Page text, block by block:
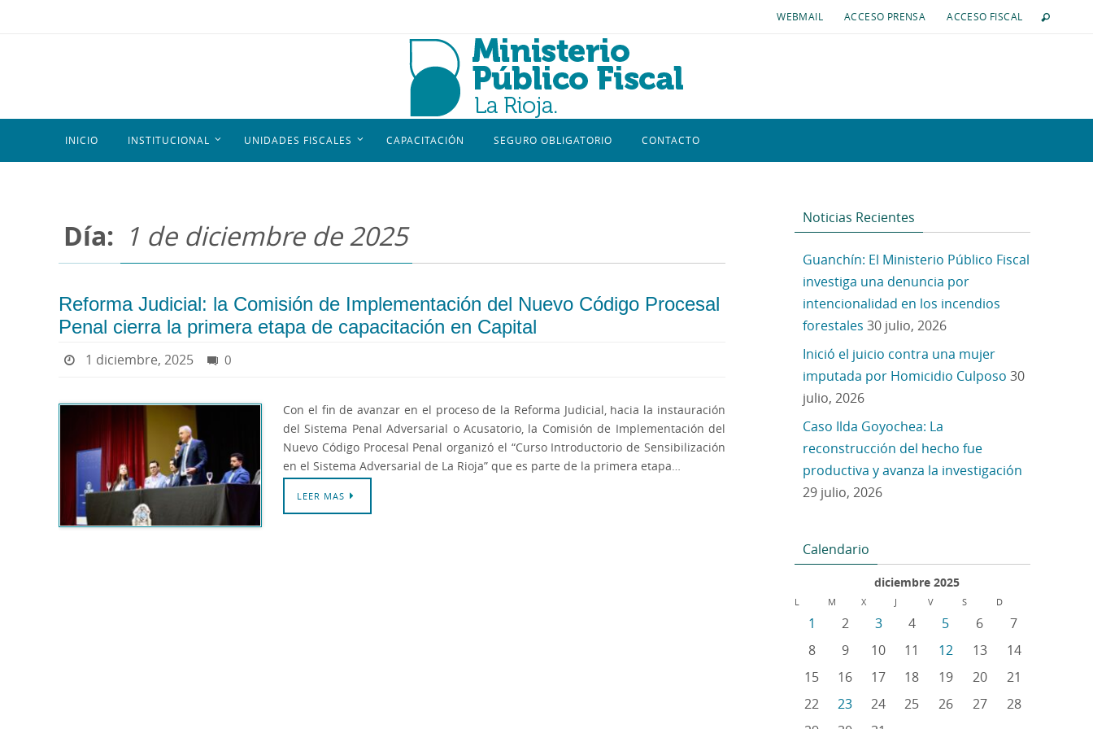
WEBMAIL ACCESO PRENSA ACCESO FISCAL
INICIO INSTITUCIONAL UNIDADES FISCALES CAPACITACIÓN SEGURO OBLIGATORIO CONTACTO
Día: 1 de diciembre de 2025
Reforma Judicial: la Comisión de Implementación del Nuevo Código Procesal
Penal cierra la primera etapa de capacitación en Capital
1 diciembre, 2025 0
Con el fin de avanzar en el proceso de la Reforma Judicial, hacia la instauración
del Sistema Penal Adversarial o Acusatorio, la Comisión de Implementación del
Nuevo Código Procesal Penal organizó el “Curso Introductorio de Sensibilización
en el Sistema Adversarial de La Rioja” que es parte de la primera etapa…
LEER MAS
Noticias Recientes
Guanchín: El Ministerio Público Fiscal
investiga una denuncia por
intencionalidad en los incendios
forestales 30 julio, 2026
Inició el juicio contra una mujer
imputada por Homicidio Culposo 30
julio, 2026
Caso Ilda Goyochea: La
reconstrucción del hecho fue
productiva y avanza la investigación
29 julio, 2026
Calendario
diciembre 2025
L M X J V S D
1 2 3 4 5 6
7
8
9 10 11 12 13
14
15
16 17 18 19 20
21
22
23 24 25 26 27
28